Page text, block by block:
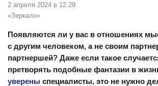
2 апреля 2024 в 12.29
«Зеркало»
Появляются ли у вас в отношениях
с другим человеком, а не своим
партнершей? Даже если такое
претворять подобные фантазии в
уверены специалисты, это не нужно